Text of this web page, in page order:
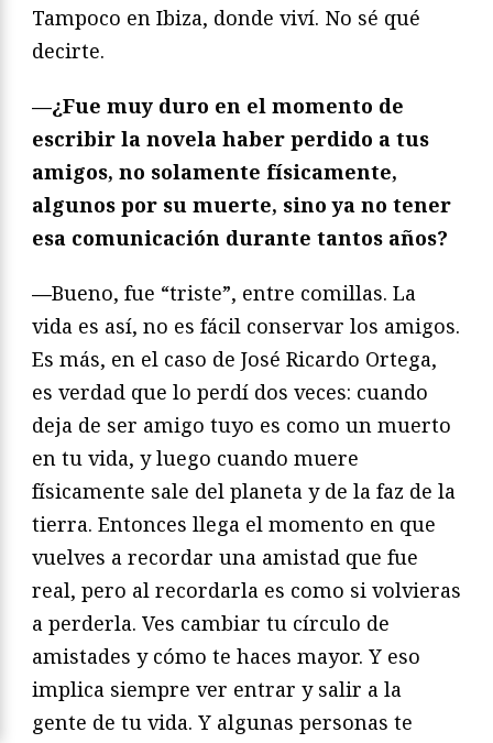
Tampoco en Ibiza, donde viví. No sé qué
decirte.
—¿Fue muy duro en el momento de
escribir la novela haber perdido a tus
amigos, no solamente físicamente,
algunos por su muerte, sino ya no tener
esa comunicación durante tantos años?
—Bueno, fue “triste”, entre comillas. La
vida es así, no es fácil conservar los amigos.
Es más, en el caso de José Ricardo Ortega,
es verdad que lo perdí dos veces: cuando
deja de ser amigo tuyo es como un muerto
en tu vida, y luego cuando muere
físicamente sale del planeta y de la faz de la
tierra. Entonces llega el momento en que
vuelves a recordar una amistad que fue
real, pero al recordarla es como si volvieras
a perderla. Ves cambiar tu círculo de
amistades y cómo te haces mayor. Y eso
implica siempre ver entrar y salir a la
gente de tu vida. Y algunas personas te